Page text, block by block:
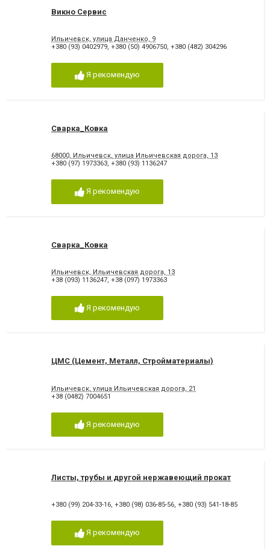
Викно Сервис
Ильичевск, улица Данченко, 9
+380 (93) 0402979, +380 (50) 4906750, +380 (482) 304296
Я рекомендую
Сварка_Ковка
68000, Ильичевск, улица Ильичевская дорога, 13
+380 (97) 1973363, +380 (93) 1136247
Я рекомендую
Сварка_Ковка
Ильичевск, Ильичевская дорога, 13
+38 (093) 1136247, +38 (097) 1973363
Я рекомендую
ЦМС (Цемент, Металл, Стройматериалы)
Ильичевск, улица Ильичевская дорога, 21
+38 (0482) 7004651
Я рекомендую
Листы, трубы и другой нержавеющий прокат
+380 (99) 204-33-16, +380 (98) 036-85-56, +380 (93) 541-18-85
Я рекомендую